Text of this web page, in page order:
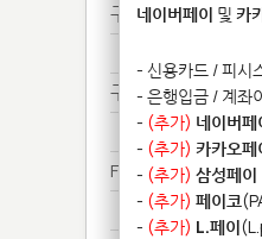
구매***
구매***
구매***
네이버페이 및 카
- 신용카드 / 피시
- 은행입금 / 계좌
- (추가) 네이버페
- (추가) 카카오페
- (추가) 삼성페이
- (추가) 페이코
- (추가) L.페이